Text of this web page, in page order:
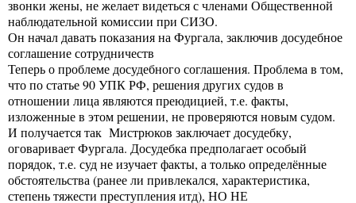
звонки жены, не желает видеться с членами Общественной
наблюдательной комиссии при СИЗО.
Он начал давать показания на Фургала, заключив досудебное
соглашение сотрудничеств
Теперь о проблеме досудебного соглашения. Проблема в том,
что по статье 90 УПК РФ, решения других судов в
отношении лица являются преюдицией, т.е. факты,
изложенные в этом решении, не проверяются новым судом.
И получается так Мистрюков заключает досудебку,
оговаривает Фургала. Досудебка предполагает особый
порядок, т.е. суд не изучает факты, а только определённые
обстоятельства (ранее ли привлекался, характеристика,
степень тяжести преступления итд), НО НЕ